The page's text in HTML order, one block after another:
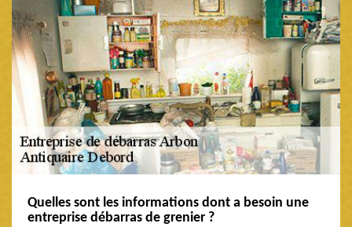
Quelles sont les informations dont a besoin une
entreprise débarras de grenier ?